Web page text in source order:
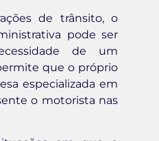
de trânsito, o
pode ser
de um
que o próprio
especializada em
o motorista nas